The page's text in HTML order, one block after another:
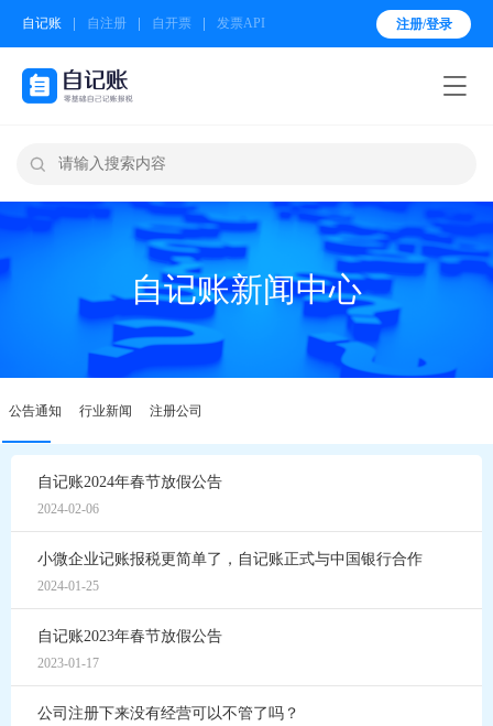
自记账 自注册 自开票 发票API 注册/登录


自记账新闻中心
公告通知 行业新闻 注册公司
自记账2024年春节放假公告
2024-02-06
小微企业记账报税更简单了，自记账正式与中国银行合作
2024-01-25
自记账2023年春节放假公告
2023-01-17
公司注册下来没有经营可以不管了吗？